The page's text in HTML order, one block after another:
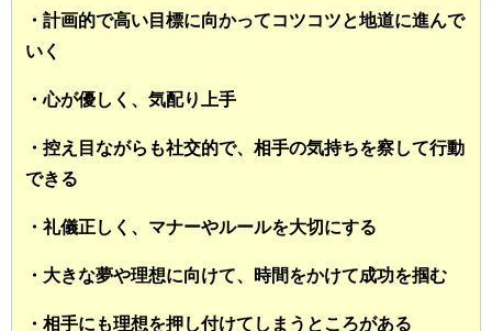
・計画的で高い目標に向かってコツコツと地道に進んで
いく
・心が優しく、気配り上手
・控え目ながらも社交的で、相手の気持ちを察して行動
できる
・礼儀正しく、マナーやルールを大切にする
・大きな夢や理想に向けて、時間をかけて成功を掴む
・相手にも理想を押し付けてしまうところがある